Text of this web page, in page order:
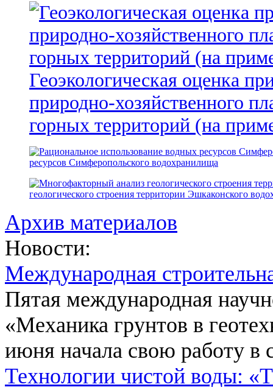
Геоэкологическая оценка
природно-хозяйственного
горных территорий (на
ресурсов Симферопольского водохранилища
геологического строения территории Эшкаконского
Архив материалов
Новости:
Международная
Пятая международная
«Механика грунтов в
июня начала свою работу в
Технологии чистой воды: